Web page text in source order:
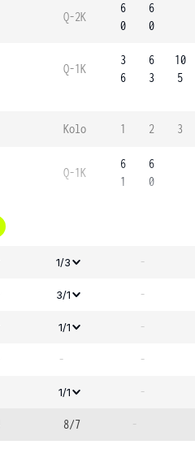
Q-2K
6
0
6
0
Q-1K
3
6
6
3
10
5
Kolo 1 2 3
Q-1K
6
1
6
0
1/3 -
3/1 -
1/1 -
- -
1/1 -
8/7 -